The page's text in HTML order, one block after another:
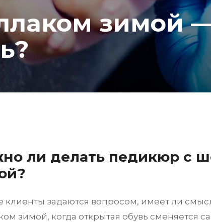
зимой
ли делать педикюр с
клиенты задаются вопросом, имеет ли
зимой, когда открытая обувь сменяется